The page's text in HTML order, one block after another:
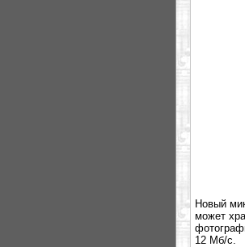
Новый
может
12 Мб/с.